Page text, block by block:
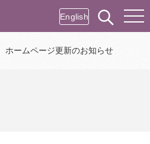
English
ホームページ更新のお知らせ